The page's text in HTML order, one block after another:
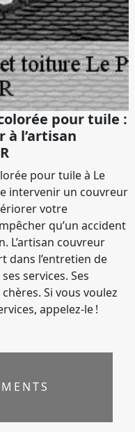
pour tuile :
à l’artisan
pour tuile à Le
intervenir un couvreur
votre
qu’un accident
L’artisan couvreur
dans l’entretien de
services. Ses
Si vous voulez
appelez-le !